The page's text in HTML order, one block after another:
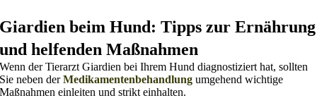
Giardien beim Hund: Tipps zur Ernährung
und helfenden Maßnahmen
Wenn der Tierarzt Giardien bei Ihrem Hund diagnostiziert hat, sollten
Sie neben derMedikamentenbehandlung umgehend wichtige
Maßnahmen einleiten und strikt einhalten.